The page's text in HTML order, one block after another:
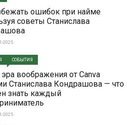
ошибок при найме
советы Станислава
2025
СОБЫТИЯ
воображения от Canva
Станислава Кондрашова — что
знать каждый
2025